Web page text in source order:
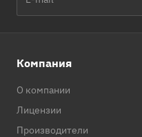
Компания
О компании
Лицензии
Производители